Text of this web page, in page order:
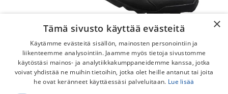
Shimano XC300 Maastokengät LEVEÄ
×
Tämä sivusto käyttää evästeitä
Käytämme evästeitä sisällön, mainosten personointiin ja
liikenteemme analysointiin. Jaamme myös tietoja sivustomme
käytöstäsi mainos- ja analytiikkakumppaneidemme kanssa, jotka
voivat yhdistää ne muihin tietoihin, jotka olet heille antanut tai joita
he ovat keränneet käyttäessäsi palveluitaan. Lue lisää